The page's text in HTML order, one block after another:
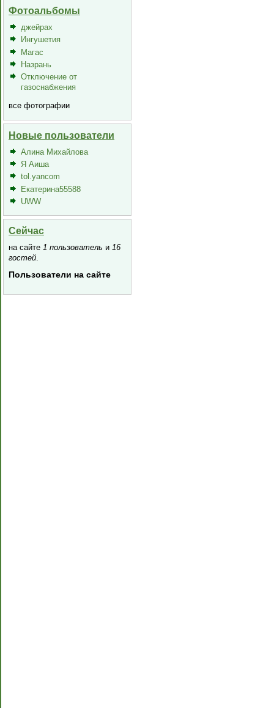
Фотоальбомы
джейрах
Ингушетия
Магас
Назрань
Отключение от
газоснабжения
все фотографии
Новые пользователи
Алина Михайлова
Я Аиша
tol.yancom
Екатерина55588
UWW
Сейчас
на сайте 1 пользователь и 16
гостей.
Пользователи на сайте